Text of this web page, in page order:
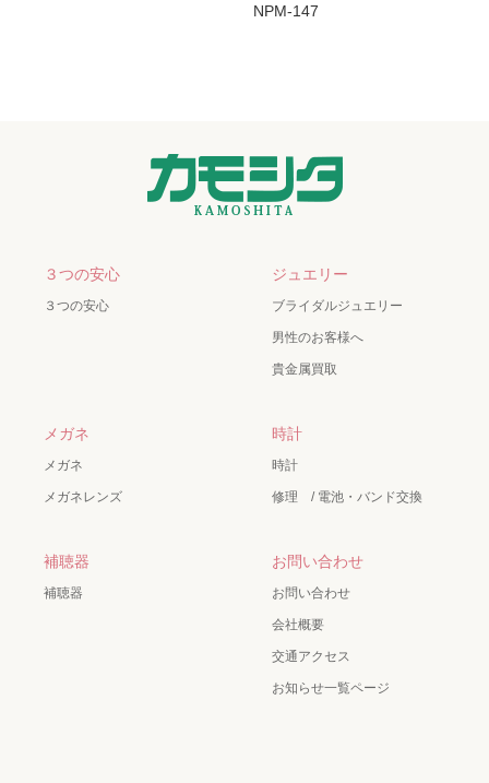
NPM-147
３つの安心
３つの安心
ジュエリー
ブライダルジュエリー
男性のお客様へ
貴金属買取
メガネ
メガネ
メガネレンズ
時計
時計
修理 / 電池・バンド交換
補聴器
補聴器
お問い合わせ
お問い合わせ
会社概要
交通アクセス
お知らせ一覧ページ